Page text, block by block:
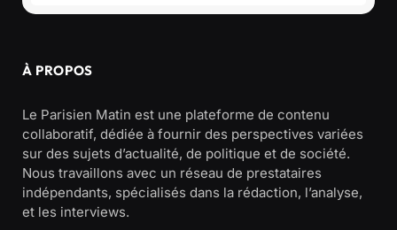
À PROPOS
Le Parisien Matin est une plateforme de contenu
collaboratif, dédiée à fournir des perspectives variées
sur des sujets d’actualité, de politique et de société.
Nous travaillons avec un réseau de prestataires
indépendants, spécialisés dans la rédaction, l’analyse,
et les interviews.